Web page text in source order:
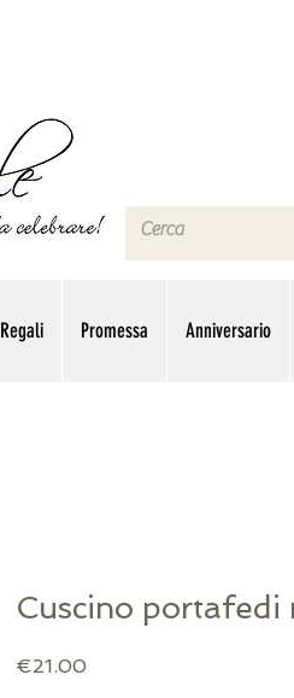
Regali Promessa Anniversario
Cuscino portafedi
€21.00